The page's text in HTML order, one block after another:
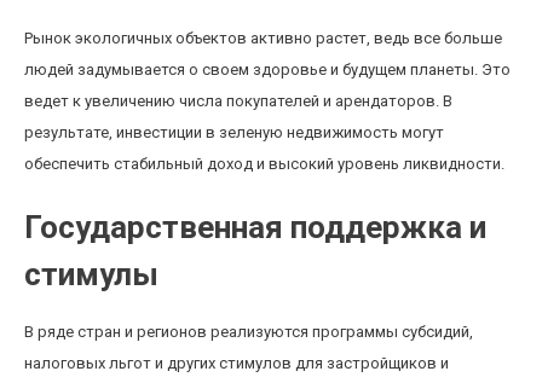
Рынок экологичных объектов активно растет, ведь все больше
людей задумывается о своем здоровье и будущем планеты. Это
ведет к увеличению числа покупателей и арендаторов. В
результате, инвестиции в зеленую недвижимость могут
обеспечить стабильный доход и высокий уровень ликвидности.
Государственная поддержка и
стимулы
В ряде стран и регионов реализуются программы субсидий,
налоговых льгот и других стимулов для застройщиков и